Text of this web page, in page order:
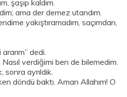
şaşıp kaldım.
ama der demez utandım.
yakıştıramadım, saçımdan,
dedi.
verdiğimi ben de bilemedim.
sonra ayrıldık.
döndü baktı. Aman Allahım! O